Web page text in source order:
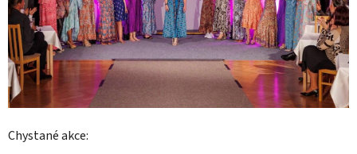
Chystané akce: